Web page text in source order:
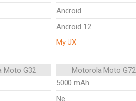
Android
Android 12
My UX
Moto G32 Motorola Moto G72
5000 mAh
Ne